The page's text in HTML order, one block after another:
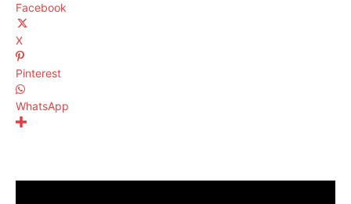
Facebook
X
Pinterest
WhatsApp